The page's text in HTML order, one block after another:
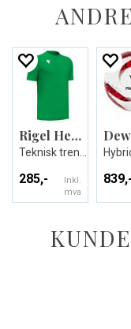
Rigel Hero Shirt SS
285,-
Inkl.
mva
839,-